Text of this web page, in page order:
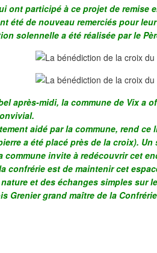
ont participé à ce projet de remise
été de nouveau remerciés pour
solennelle a été réalisée par le
après-midi, la commune de Vix a
aidé par la commune, rend
a été placé près de la croix).
commune invite à redécouvrir cet
confrérie est de maintenir cet
et des échanges simples sur
Grenier grand maître de la